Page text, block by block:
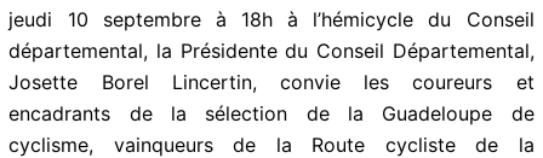
jeudi 10 septembre à 18h à l’hémicycle du Conseil
départemental, la Présidente du Conseil Départemental,
Josette Borel Lincertin, convie les coureurs et
encadrants de la sélection de la Guadeloupe de
cyclisme, vainqueurs de la Route cycliste de la